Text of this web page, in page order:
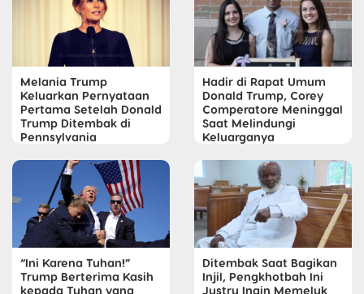
Melania Trump
Keluarkan Pernyataan
Pertama Setelah Donald
Trump Ditembak di
Pennsylvania
Hadir di Rapat Umum
Donald Trump, Corey
Comperatore Meninggal
Saat Melindungi
Keluarganya
“Ini Karena Tuhan!”
Trump Berterima Kasih
kepada Tuhan yang
Ditembak Saat Bagikan
Injil, Pengkhotbah Ini
Justru Ingin Memeluk